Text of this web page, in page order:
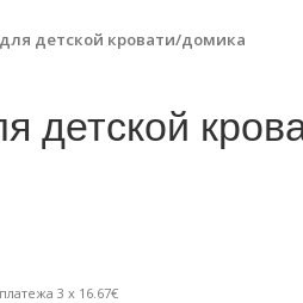
детской кровати/домика
детской
3 x 16.67€